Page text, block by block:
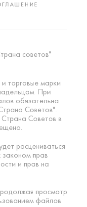
советов"
торговые марки
При
обязательна
Советов".
Советов в
расцениваться
прав
и прав на
просмотр
файлов